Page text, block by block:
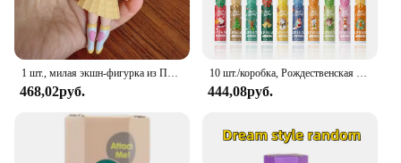
468,02руб. 444,08руб.